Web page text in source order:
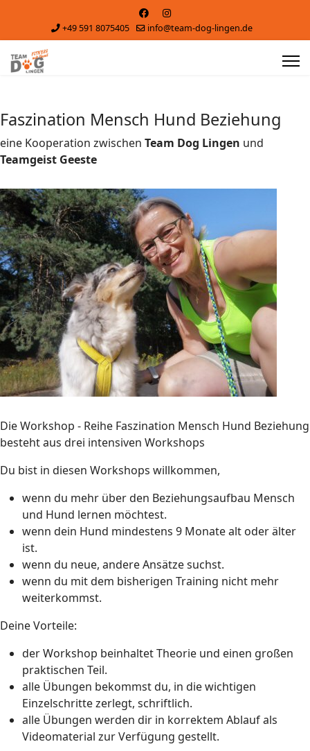
+49 591 8075405 info@team-dog-lingen.de
Faszination Mensch Hund Beziehung
eine Kooperation zwischen Team Dog Lingen und
Teamgeist Geeste
Die Workshop - Reihe Faszination Mensch Hund Beziehung
besteht aus drei intensiven Workshops
Du bist in diesen Workshops willkommen,
wenn du mehr über den Beziehungsaufbau Mensch
und Hund lernen möchtest.
wenn dein Hund mindestens 9 Monate alt oder älter
ist.
wenn du neue, andere Ansätze suchst.
wenn du mit dem bisherigen Training nicht mehr
weiterkommst.
Deine Vorteile:
der Workshop beinhaltet Theorie und einen großen
praktischen Teil.
alle Übungen bekommst du, in die wichtigen
Einzelschritte zerlegt, schriftlich.
alle Übungen werden dir in korrektem Ablauf als
Videomaterial zur Verfügung gestellt.